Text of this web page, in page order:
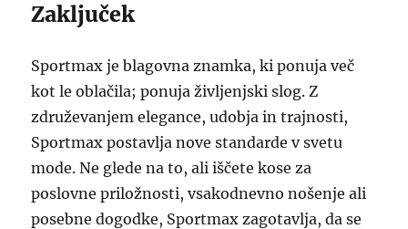
Zaključek
Sportmax je blagovna znamka, ki ponuja več
kot le oblačila; ponuja življenjski slog. Z
združevanjem elegance, udobja in trajnosti,
Sportmax postavlja nove standarde v svetu
mode. Ne glede na to, ali iščete kose za
poslovne priložnosti, vsakodnevno nošenje ali
posebne dogodke, Sportmax zagotavlja, da se